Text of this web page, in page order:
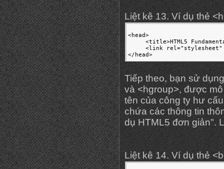
Liệt kê 13. Ví dụ thẻ
<head>
<title>HTML5
<link
</head>
Tiếp theo, bạn sử
và <hgroup>, được
tên của công ty hư
chứa các thông tin
dụ HTML5 đơn giản".
Liệt kê 14. Ví dụ thẻ